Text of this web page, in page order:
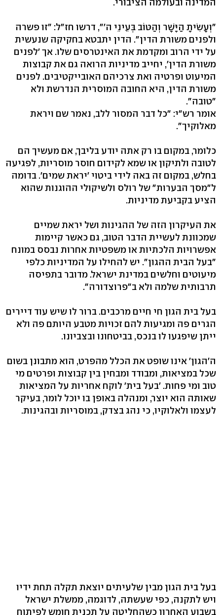
"וְעָשִׂיתָ הַיָּשָׁר וְהַטּוֹב בְּעֵינֵי ה'", דרשו חז"ל: "זו פשרה
ולפנים משורת הדין". הדין יתבטא בחקיקה שנעשית
על ידי הרוב ומקדמת את האינטרסים שלו. אך 'לפנים
משורת הדין', יחייב מדיניות הרואה גם את קבוצות
המיעוט ופרטיה ואת צרכיהם האובייקטיבים. לפנים
משורת הדין, היא החובה המוסרית הנדרשת ולא
"טובה".
אומר רש"י: "כל דבר המסור ללב, נאמר שם ויראת
מאלוקיך".
כלומר, במקום בו רק אתה יודע בליבך, אם מעשיך הם
לטובה ולתיקון או שמא לקידום חוסר מוסריות, לפגיעה
בחלש, במקום זה באה לידי ביטוי 'יראת שמים'. בדומה
ל"מסך הבערות" של רולס ולשיקולי ההוגנות שהוא
הציע בקביעת מדיניות.
את העיקרון הזה של ההגינות ושל יראת שמיים
שמכוונת לעשיית הדבר הטוב, גם כאשר קיימות
אפשרויות הלכתיות או משפטיות אחרות נבסס במונח
"בעל הבית ההגון". יש להחילו על המדיניות כלפי
מיעוטים וחלשים במדינת ישראל. מדובר בתפיסה
תרבותית שלמה ולא ב"פרוצדורה".
בעל בית הגון חי חיים מרכבים. ברור לו שיש עוד דיירים
הגרים פה ומגיעות להם זכויות מטבע היותם פה ולא
ייתן שיפגעו לו בנכס, בביטחונו ובצביונו.
ה'הגון' אינו שופט את הכלל מהפרט, הוא מתבונן בשום
שכל במציאות, ומבודד ומבחין בין קבוצות ופרטים מי
טוב ומי פחות. 'בעל בית' לוקח אחריות על המציאות
שאותה הוא יוצר, ומנהלה באופן בו יוכל לומר, בעיקר
לעצמו ולאלוקיו, כי נהג בצדק, במוסריות ובהגינות.
בעל בית הגון מבין שלעיתים יוצאת תקלה תחת ידיו
ויש לתקנה, כפי שעשתה, לדוגמה, ממשלת ישראל
בשבוע האחרון כשהחליטה על תכנית חומש לפיתוח